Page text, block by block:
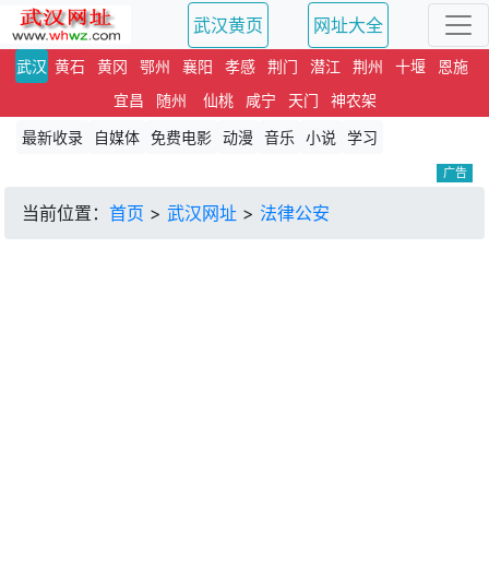
武汉黄页 网址大全
武汉 黄石 黄冈 鄂州 襄阳 孝感 荆门 潜江 荆州 十堰
恩施
宜昌
随州 仙桃 咸宁 天门
神农架
最新收录
自媒体 免费电影 动漫 音乐 小说 学习
广告
当前位置： 首页 > 武汉网址 > 法律公安